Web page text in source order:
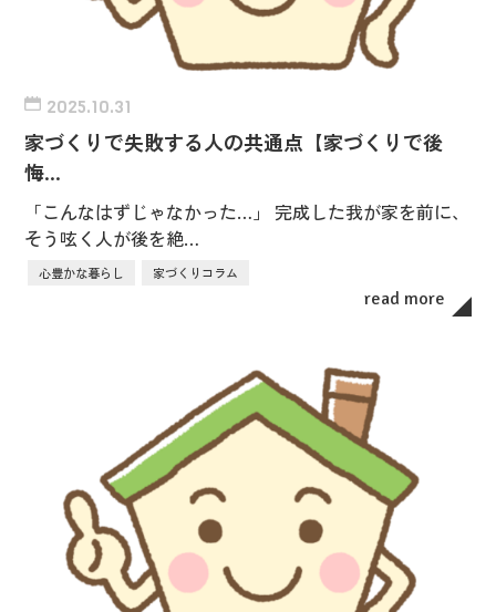
2025.10.31
家づくりで失敗する人の共通点【家づくりで後
悔…
「こんなはずじゃなかった…」 完成した我が家を前に、
そう呟く人が後を絶…
心豊かな暮らし 家づくりコラム
read more